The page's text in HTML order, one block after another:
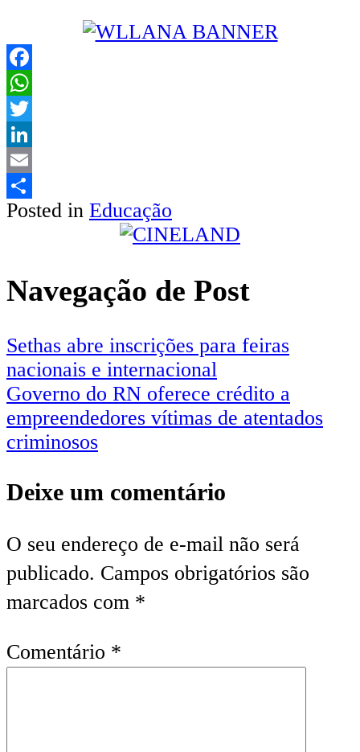
Facebook
WhatsApp
Twitter
LinkedIn
Email
Share
Posted in Educação
Navegação de Post
Sethas abre inscrições para feiras
nacionais e internacional
Governo do RN oferece crédito a
empreendedores vítimas de atentados
criminosos
Deixe um comentário
O seu endereço de e-mail não será
publicado. Campos obrigatórios são
marcados com *
Comentário *